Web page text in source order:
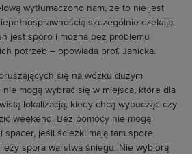
wytłumaczono nam, że to nie jest
szczególnie czekają,
jest sporo i można bez problemu
potrzeb – opowiada prof. Janicka.
się na wózku dużym
mogą wybrać się w miejsca, które dla
lokalizacją, kiedy chcą wypocząć czy
weekend. Bez pomocy nie mogą
spacer, jeśli ścieżki mają tam spore
leży spora warstwa śniegu. Nie wybiorą